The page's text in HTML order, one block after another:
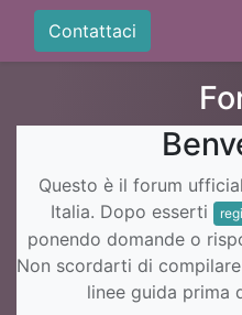
Contattaci
Questo è il forum
Italia. Dopo esserti
ponendo domande o
Non scordarti di
linee guida prima